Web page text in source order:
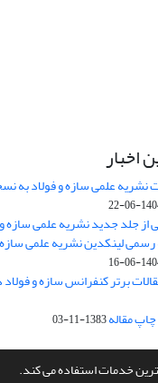
خدمات استفاده می کند.
اخبار
نشریه علمی سازه و فولاد به
1404-
از جلد جدید نشریه علمی سازه
لینکدین نشریه علمی سازه
1404-
برتر کنفرانس سازه و
مقاله1383-11-03
ازسیناوب